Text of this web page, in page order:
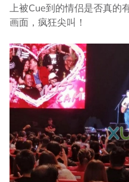
上被Cue到的情侣是否真的
画面，疯狂尖叫！